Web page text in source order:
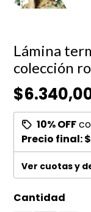
Lámina
colección
10% OFF
Precio final:
Ver cuotas y
Cantidad